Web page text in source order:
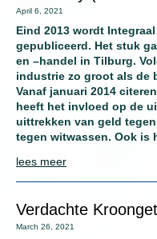
April 6, 2021
Eind 2013 wordt
gepubliceerd. Het stuk
en –handel in Tilburg.
industrie zo groot als de
Vanaf januari 2014
heeft het invloed op de
uittrekken van geld tegen
tegen witwassen. Ook is
lees meer
Verdachte
March 26, 2021